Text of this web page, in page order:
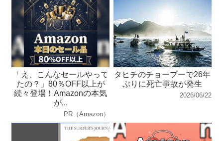
「え、こんなセールやって
たの？」80％OFF以上が
続々登場！Amazonの本気
が...
PR（Amazon）
タヒチのチョープーで26年
ぶりに死亡事故が発生
2026/06/22